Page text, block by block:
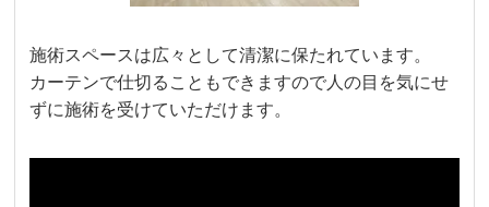
施術スペースは広々として清潔に保たれています。
カーテンで仕切ることもできますので人の目を気にせ
ずに施術を受けていただけます。